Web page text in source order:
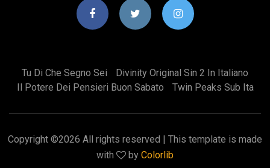
Tu Di Che Segno Sei
Divinity Original Sin 2 In Italiano
Il Potere Dei Pensieri Buon Sabato
Twin Peaks Sub Ita
Copyright ©2026 All rights reserved | This template is made
with
by Colorlib